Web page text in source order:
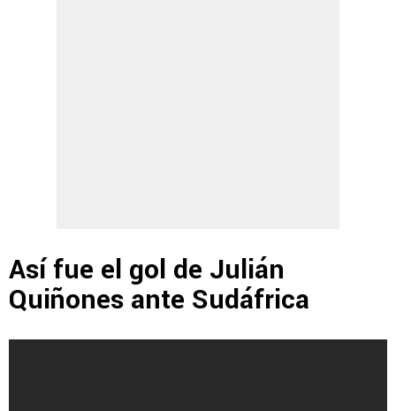
Así fue el gol de Julián
Quiñones ante Sudáfrica